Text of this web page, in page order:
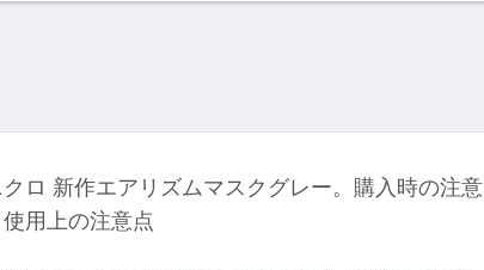
ロ 新作エアリズムマスクグレー。購入時の注意
用上の注意点